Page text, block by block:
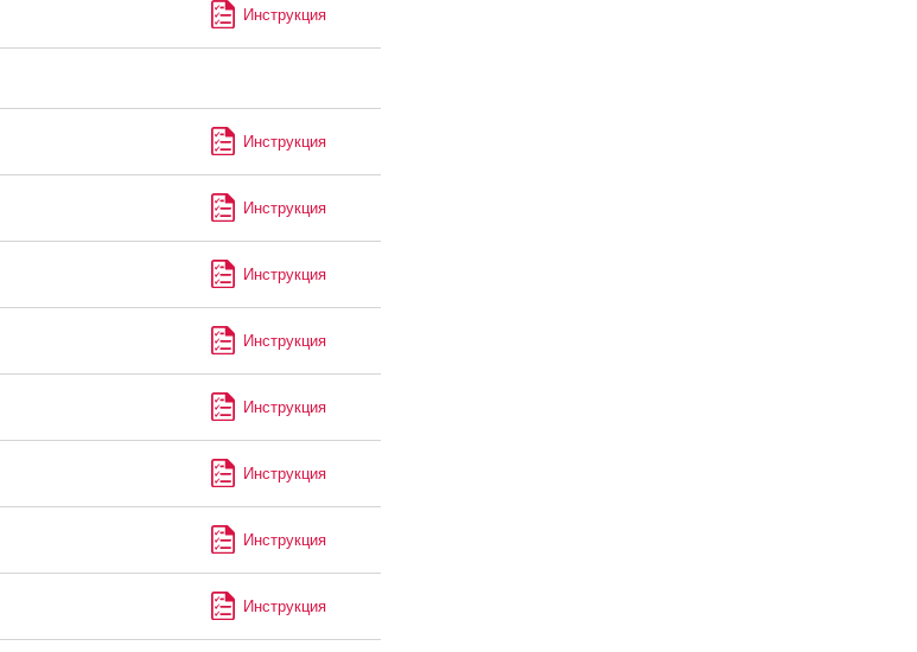
Инструкция
Инструкция
Инструкция
Инструкция
Инструкция
Инструкция
Инструкция
Инструкция
Инструкция